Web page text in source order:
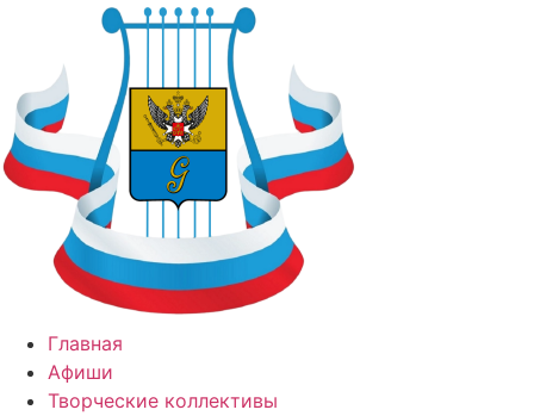
содержимому
Главная
Афиши
Творческие коллективы